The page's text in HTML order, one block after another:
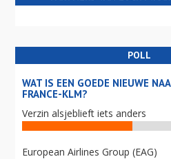
POLL
WAT IS EEN GOEDE NIEUWE
FRANCE-KLM?
Verzin alsjeblieft iets anders
European Airlines Group (EAG)